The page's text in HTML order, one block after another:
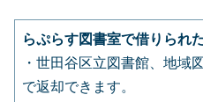
らぷらす図書室で借りられ
・世田谷区立図書館、地域
で返却できます。